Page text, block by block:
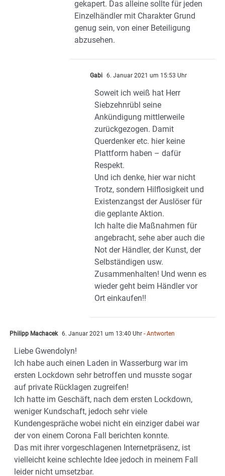
gekapert. Das alleine sollte für jeden
Einzelhändler mit Charakter Grund
genug sein, von einer Beteiligung
abzusehen.
Gabi 6. Januar 2021 um 15:53 Uhr
Soweit ich weiß hat Herr
Siebzehnrübl seine
Ankündigung mittlerweile
zurückgezogen. Damit
Querdenker etc. hier keine
Plattform haben – dafür
Respekt.
Und ich denke, hier war nicht
Trotz, sondern Hilflosigkeit und
Existenzangst der Auslöser für
die geplante Aktion.
Ich halte die Maßnahmen für
angebracht, sehe aber auch die
Not der Händler, der Kunst, der
Selbständigen usw.
Zusammenhalten! Und wenn es
wieder geht beim Händler vor
Ort einkaufen!!
Philipp Machacek 6. Januar 2021 um 13:40 Uhr - Antworten
Liebe Gwendolyn!
Ich habe auch einen Laden in Wasserburg war im
ersten Lockdown sehr betroffen und musste sogar
auf private Rücklagen zugreifen!
Ich hatte im Geschäft, nach dem ersten Lockdown,
weniger Kundschaft, jedoch sehr viele
Kundengespräche wobei nicht ein einziger dabei war
der von einem Corona Fall berichten konnte.
Das mit ihrer vorgeschlagenen Internetpräsenz, ist
vielleicht keine schlechte Idee jedoch in meinem Fall
leider nicht umsetzbar.